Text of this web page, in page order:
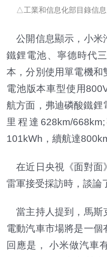
△工業和信息化部目錄信息
公開信息顯示，小米
鐵鋰電池、寧德時代
本，分別使用單電機和
電池版本車型使用
航方面，弗迪磷酸鐵鋰
里程達628km/
101kWh，續航達
在近日央視《面對面
雷軍接受採訪時，談論
當主持人提到，馬斯
電動汽車市場將是一
回應是， 小米做汽車